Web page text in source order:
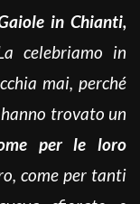
in Chianti,
celebriamo in
mai, perché
trovato un
per le loro
come per tanti